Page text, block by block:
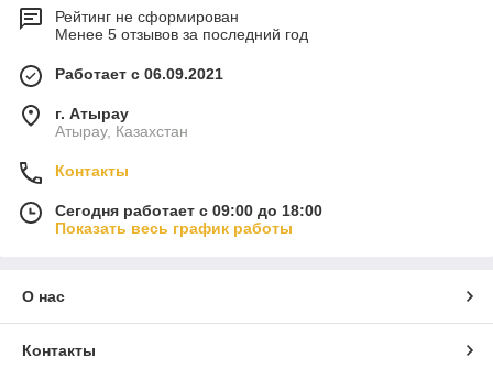
Рейтинг не сформирован
Менее 5 отзывов за последний год
Работает с 06.09.2021
г. Атырау
Атырау, Казахстан
Контакты
Сегодня работает с 09:00 до 18:00
Показать весь график работы
О нас
Контакты